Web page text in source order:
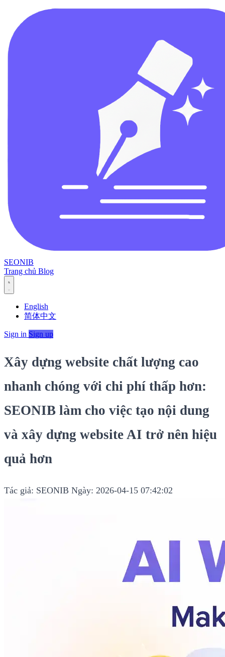
SEONIB
Trang chủ Blog
English
简体中文
Sign in Sign up
Xây dựng website chất lượng cao
nhanh chóng với chi phí thấp hơn:
SEONIB làm cho việc tạo nội dung
và xây dựng website AI trở nên hiệu
quả hơn
Tác giả: SEONIB Ngày: 2026-04-15 07:42:02